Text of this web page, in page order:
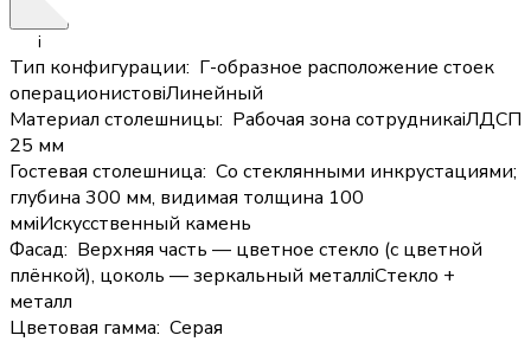
i
Тип конфигурации: Г-образное расположение стоек
операционистовiЛинейный
Материал столешницы: Рабочая зона сотрудникаiЛДСП
25 мм
Гостевая столешница: Со стеклянными инкрустациями;
глубина 300 мм, видимая толщина 100
ммiИскусственный камень
Фасад: Верхняя часть — цветное стекло (с цветной
плёнкой), цоколь — зеркальный металлiСтекло +
металл
Цветовая гамма: Серая